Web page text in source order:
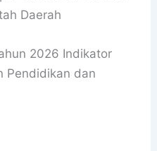
Daerah
2026 Indikator
Pendidikan dan